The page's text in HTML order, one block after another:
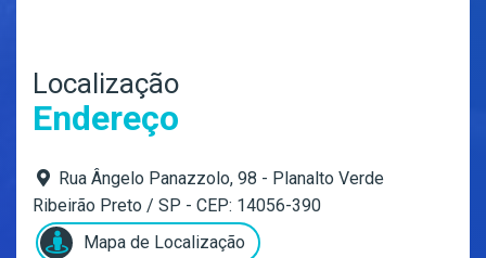
Localização
Endereço
Rua Ângelo Panazzolo, 98 - Planalto Verde
Ribeirão Preto / SP - CEP: 14056-390
Mapa de Localização